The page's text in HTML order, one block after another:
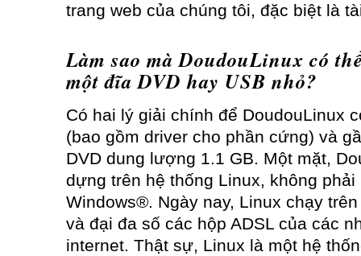
trang web của chúng tôi, đặc biệt là
Làm sao mà DoudouLinux có
một đĩa DVD hay USB nhỏ?
Có hai lý giải chính để DoudouLinux
(bao gồm driver cho phần cứng) và
DVD dung lượng 1.1 GB. Một mặt,
dựng trên hệ thống Linux, không
Windows®. Ngày nay, Linux chạy
và đại đa số các hộp ADSL của các
internet. Thật sự, Linux là một hệ